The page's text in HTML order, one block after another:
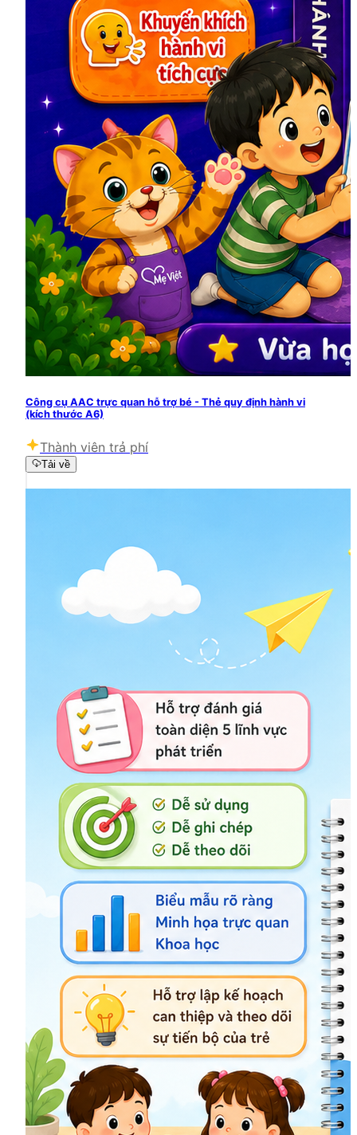
Công cụ AAC trực quan hỗ trợ bé - Thẻ quy định hành vi
(kích thước A6)
Thành viên trả phí
Tải về